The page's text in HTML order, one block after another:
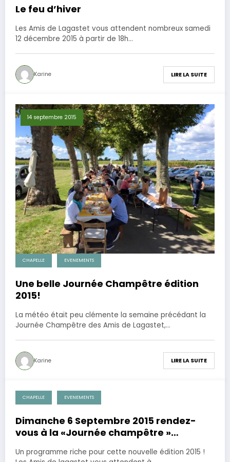
Le feu d’hiver
Les Amis de Lagastet vous attendent nombreux samedi
12 décembre 2015 à partir de 18h…
Karine LIRE LA SUITE
14 septembre 2015
CHAPELLE EVENEMENTS
Une belle Journée Champêtre édition
2015!
La météo était peu clémente la semaine précédant la
Journée Champêtre des Amis de Lagastet,…
Karine LIRE LA SUITE
17 août 2015
CHAPELLE EVENEMENTS
Dimanche 6 Septembre 2015 rendez-
vous à la «Journée champêtre »
Lagastet
Un programme riche pour cette nouvelle édition 2015 !